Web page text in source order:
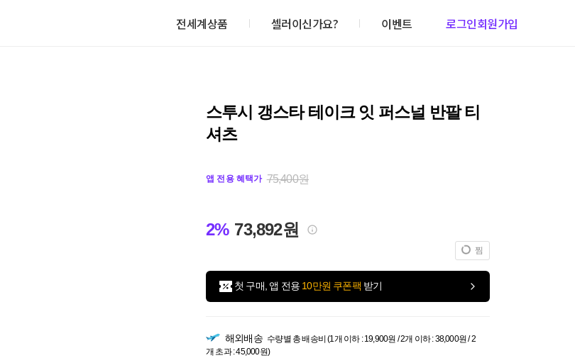
전세계상품 셀러이신가요? 이벤트 로그인회원가입
스투시 갱스타 테이크 잇 퍼스널 반팔 티
셔츠
앱 전용 혜택가 75,400원
2% 73,892원
찜
첫 구매, 앱 전용 10만원 쿠폰팩 받기
해외배송 수량별 총 배송비 (1개 이하 : 19,900원 / 2개 이하 : 38,000원 / 2
개 초과 : 45,000원)